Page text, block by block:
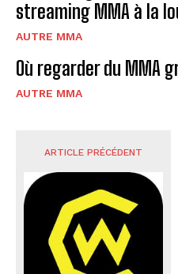
streaming MMA à la
AUTRE MMA
Où regarder du MMA
AUTRE MMA
ARTICLE PRÉCÉDENT